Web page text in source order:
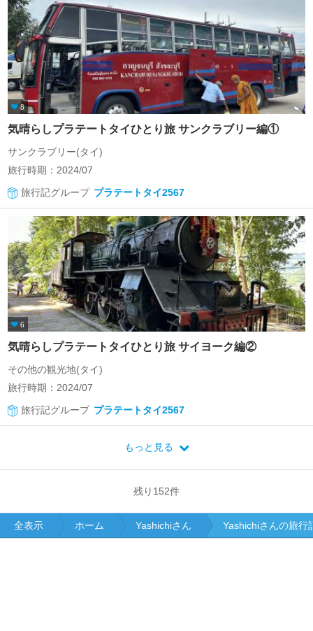
8
気晴らしプラテートタイひとり旅 サンクラブリー編①
サンクラブリー(タイ)
旅行時期：2024/07
旅行記グループ プラテートタイ2567
6
気晴らしプラテートタイひとり旅 サイヨーク編②
その他の観光地(タイ)
旅行時期：2024/07
旅行記グループ プラテートタイ2567
もっと見る
残り 152件
全表示 ホーム Yashichiさん Yashichiさんの旅行